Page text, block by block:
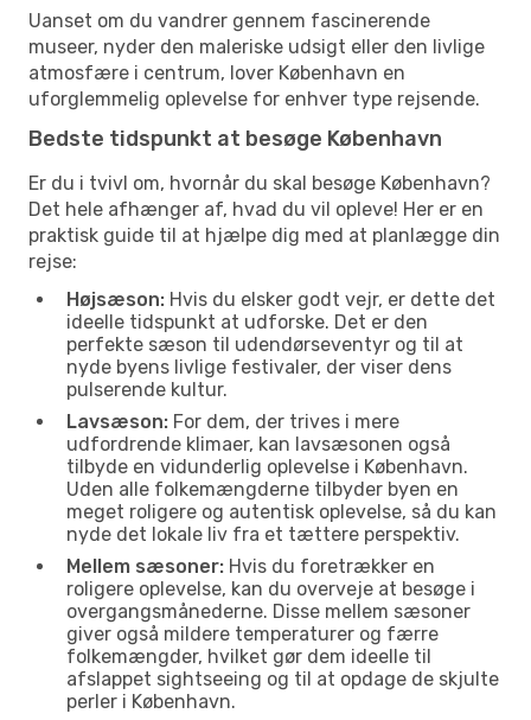
Uanset om du vandrer gennem fascinerende
museer, nyder den maleriske udsigt eller den livlige
atmosfære i centrum, lover København en
uforglemmelig oplevelse for enhver type rejsende.
Bedste tidspunkt at besøge København
Er du i tvivl om, hvornår du skal besøge København?
Det hele afhænger af, hvad du vil opleve! Her er en
praktisk guide til at hjælpe dig med at planlægge din
rejse:
Højsæson: Hvis du elsker godt vejr, er dette det
ideelle tidspunkt at udforske. Det er den
perfekte sæson til udendørseventyr og til at
nyde byens livlige festivaler, der viser dens
pulserende kultur.
Lavsæson: For dem, der trives i mere
udfordrende klimaer, kan lavsæsonen også
tilbyde en vidunderlig oplevelse i København.
Uden alle folkemængderne tilbyder byen en
meget roligere og autentisk oplevelse, så du kan
nyde det lokale liv fra et tættere perspektiv.
Mellem sæsoner: Hvis du foretrækker en
roligere oplevelse, kan du overveje at besøge i
overgangsmånederne. Disse mellem sæsoner
giver også mildere temperaturer og færre
folkemængder, hvilket gør dem ideelle til
afslappet sightseeing og til at opdage de skjulte
perler i København.